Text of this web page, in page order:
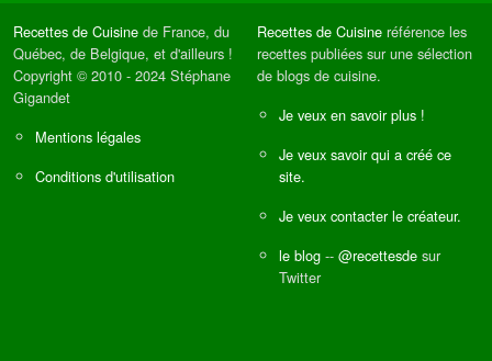
Recettes de Cuisine de France, du
Québec, de Belgique, et d'ailleurs !
Copyright © 2010 - 2024 Stéphane
Gigandet
Mentions légales
Conditions d'utilisation
Recettes de Cuisine référence les
recettes publiées sur une sélection
de blogs de cuisine.
Je veux en savoir plus !
Je veux savoir qui a créé ce
site.
Je veux contacter le créateur.
le blog -- @recettesde sur
Twitter